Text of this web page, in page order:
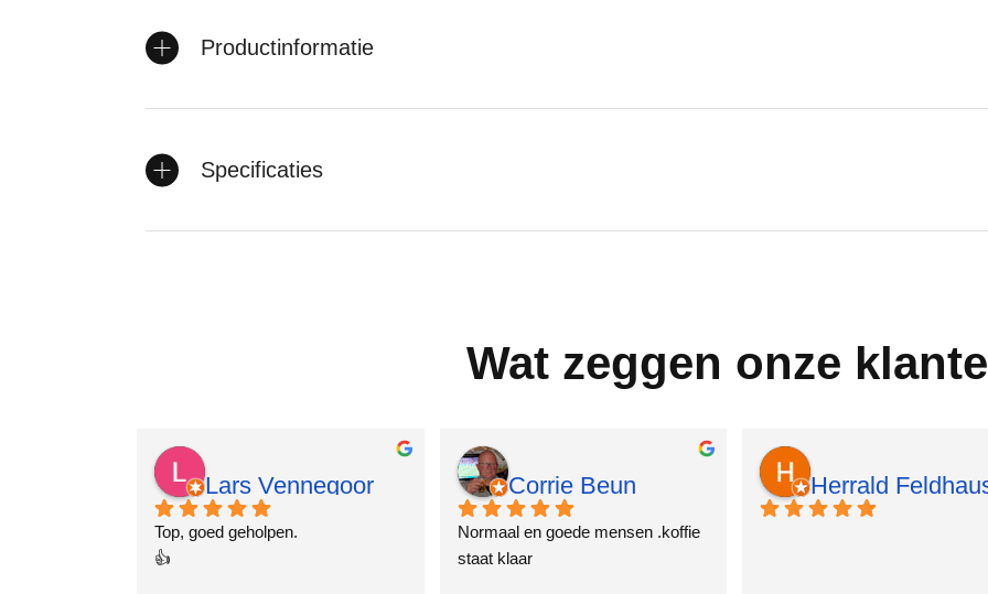
Productinformatie
Specificaties
Wat zeggen onze
Lars Vennegoor
2 jaar geleden
Top, goed geholpen.
👍
Corrie Beun
2 jaar geleden
Normaal en goede mensen .koffie
staat klaar
Herrald
2 jaar geleden